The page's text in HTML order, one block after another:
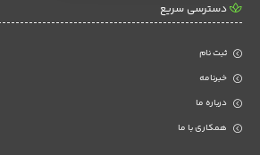
دسترسی سریع
ثبت نام
خبرنامه
درباره ما
همکاری با ما